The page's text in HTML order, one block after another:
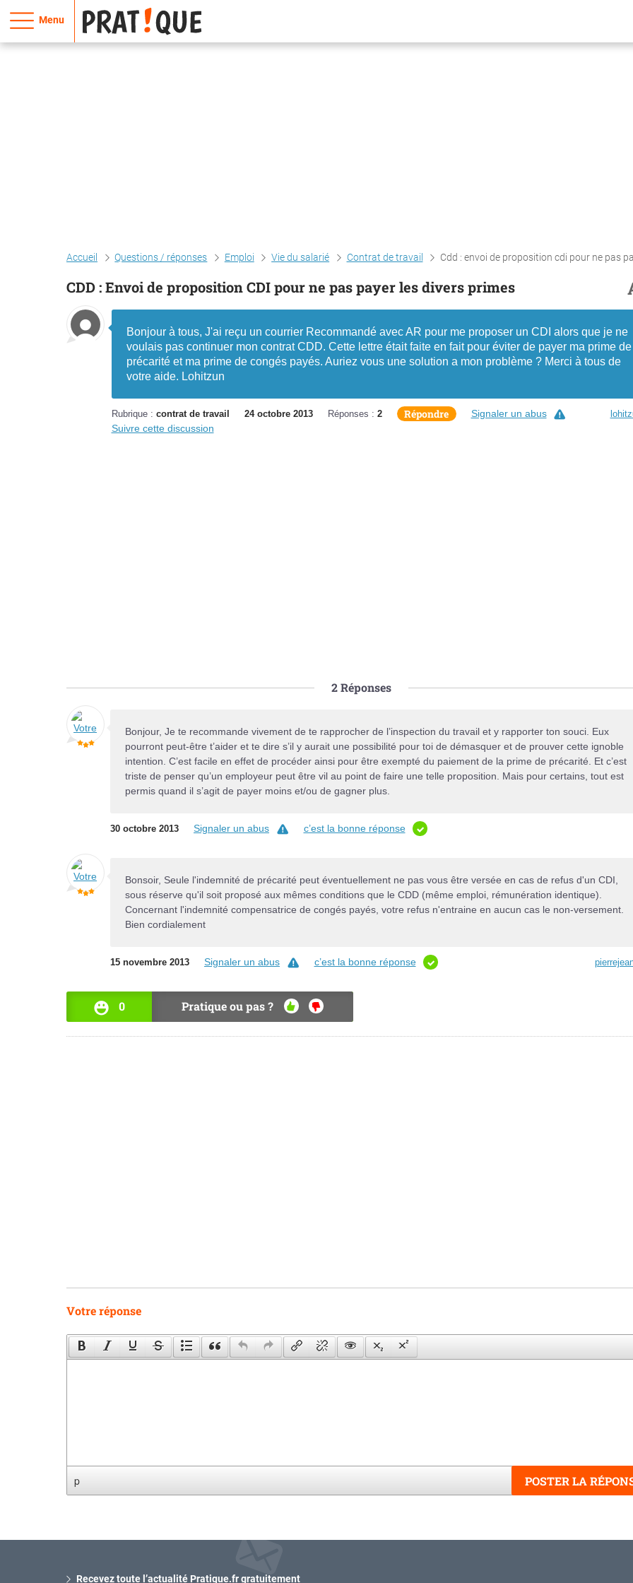
Menu
Accueil Questions / réponses Emploi Vie du salarié Contrat de travail Cdd : envoi de proposition cdi pour ne pas payer les divers
CDD : Envoi de proposition CDI pour ne pas payer les divers primes
Bonjour à tous, J'ai reçu un courrier Recommandé avec AR pour me proposer un CDI alors que je ne
voulais pas continuer mon contrat CDD. Cette lettre était faite en fait pour éviter de payer ma prime de
précarité et ma prime de congés payés. Auriez vous une solution a mon problème ? Merci à tous de
votre aide. Lohitzun
Rubrique : contrat de travail 24 octobre 2013 Réponses : 2 Répondre
Signaler un abus
Suivre cette discussion
2Réponses
Bonjour, Je te recommande vivement de te rapprocher de l’inspection du travail et y rapporter ton souci. Eux
pourront peut-être t’aider et te dire s’il y aurait une possibilité pour toi de démasquer et de prouver cette ignoble
intention. C’est facile en effet de procéder ainsi pour être exempté du paiement de la prime de précarité. Et c’est
triste de penser qu’un employeur peut être vil au point de faire une telle proposition. Mais pour certains, tout est
permis quand il s’agit de payer moins et/ou de gagner plus.
30 octobre 2013 Signaler un abus c’est la bonne réponse
Bonsoir, Seule l'indemnité de précarité peut éventuellement ne pas vous être versée en cas de refus d'un CDI,
sous réserve qu'il soit proposé aux mêmes conditions que le CDD (même emploi, rémunération identique).
Concernant l'indemnité compensatrice de congés payés, votre refus n'entraine en aucun cas le non-versement.
Bien cordialement
15 novembre 2013 Signaler un abus c’est la bonne réponse
0 Pratique ou pas ?
OUI NON
Votre réponse
p POSTER LA
Recevez toute l’actualité Pratique.fr gratuitement